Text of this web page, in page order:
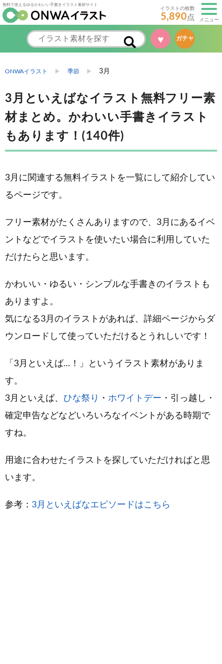
無料で使えるゆるかわいい手書きイラスト素材サイト
イラストの枚数
5,890点 メニュー
♥ ガチャ
ONWAイラスト 季節 3月
3月といえばなイラスト無料フリー素
材まとめ。かわいい手書きイラスト
もあります！(140件)
3月に関連する無料イラストを一覧にして紹介してい
るページです。
フリー素材がたくさんありますので、3月にあるイベ
ントなどでイラストを使いたい場合に利用していた
だけたらと思います。
かわいい・ゆるい・シンプルな手書きのイラストも
ありますよ。
気になる3月のイラストがあれば、詳細ページからダ
ウンロードして使っていただけるとうれしいです！
「3月といえば…！」というイラスト素材がありま
す。
3月といえば、 ひな祭り ・ ホワイトデー ・引っ越し・
確定申告などなどいろいろなイベントがある時期で
すね。
用途に合わせたイラストを探していただければと思
います。
参考： 3月といえばなエピソードはこちら